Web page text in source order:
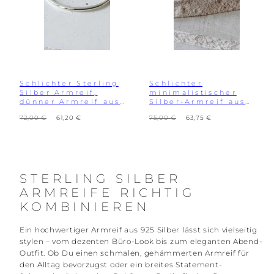
Schlichter Sterling
Silber Armreif,
dünner Armreif aus
Regulärer
72,00 € Verkaufspreis
61,20 €
Schlichter
minimalistischer
Silber-Armreif aus
Statement Silber
Regulärer
75,00 € Verkaufspreis
63,75 €
STERLING SILBER
ARMREIFE RICHTIG
KOMBINIEREN
Ein hochwertiger Armreif aus 925 Silber lässt sich vielseitig
stylen – vom dezenten Büro-Look bis zum eleganten Abend-
Outfit. Ob Du einen schmalen, gehämmerten Armreif für
den Alltag bevorzugst oder ein breites Statement-